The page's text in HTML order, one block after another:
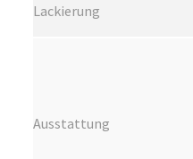
Lackierung
Ausstattung